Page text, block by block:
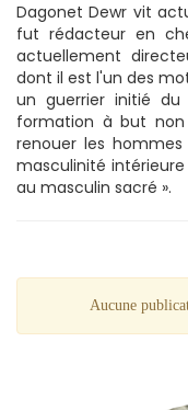
Dagonet Dewr vit
fut rédacteur en
actuellement
dont il est l'un des
un guerrier initié du
formation à but
renouer les
masculinité
au masculin sacré ».
Aucune